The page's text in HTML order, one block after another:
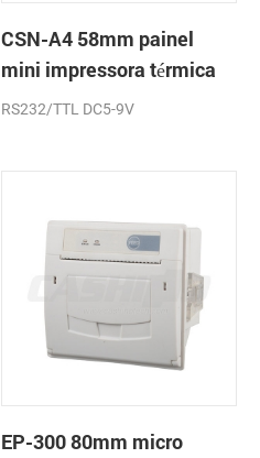
CSN-A4 58mm painel
mini impressora térmica
de recibos
RS232/TTL DC5-9V
EP-300 80mm micro